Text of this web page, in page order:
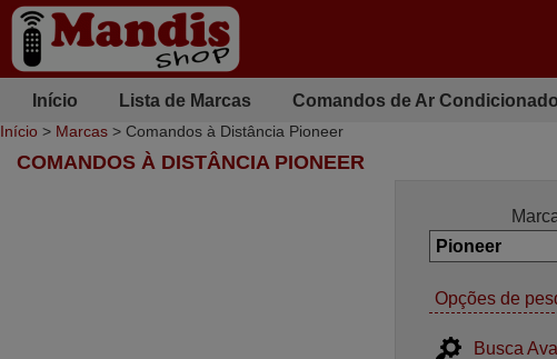
Início Lista de Marcas Comandos de Ar Condicionado
Início > Marcas > Comandos à Distância Pioneer
COMANDOS À DISTÂNCIA PIONEER
Opções de
Busca